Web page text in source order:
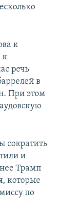
к
к
речь
в
При этом
сократить
и
Трамп
которые
по